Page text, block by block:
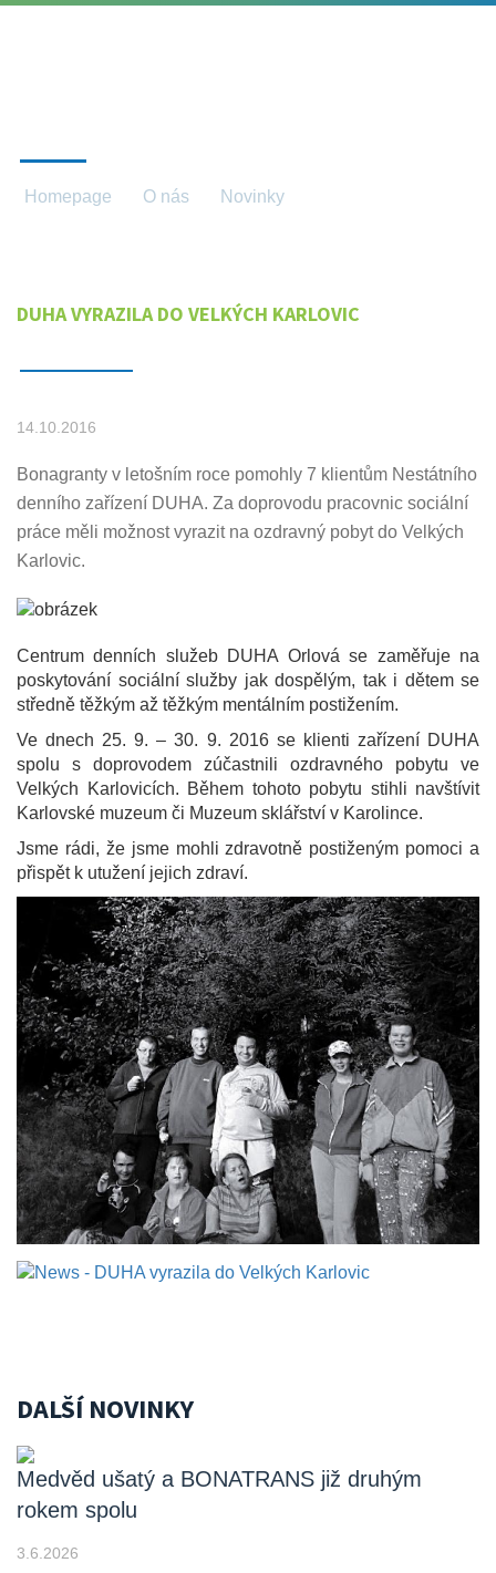
Homepage O nás Novinky
DUHA VYRAZILA DO VELKÝCH KARLOVIC
14.10.2016
Bonagranty v letošním roce pomohly 7 klientům Nestátního
denního zařízení DUHA. Za doprovodu pracovnic sociální
práce měli možnost vyrazit na ozdravný pobyt do Velkých
Karlovic.
Centrum denních služeb DUHA Orlová se zaměřuje na
poskytování sociální služby jak dospělým, tak i dětem se
středně těžkým až těžkým mentálním postižením.
Ve dnech 25. 9. – 30. 9. 2016 se klienti zařízení DUHA
spolu s doprovodem zúčastnili ozdravného pobytu ve
Velkých Karlovicích. Během tohoto pobytu stihli navštívit
Karlovské muzeum či Muzeum sklářství v Karolince.
Jsme rádi, že jsme mohli zdravotně postiženým pomoci a
přispět k utužení jejich zdraví.
DALŠÍ NOVINKY
Medvěd ušatý a BONATRANS již druhým
rokem spolu
3.6.2026